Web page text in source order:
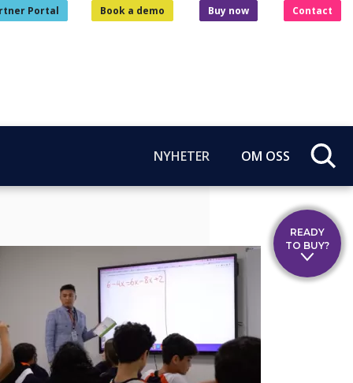
Portal Book a demo Buy now Contact
NYHETER OM OSS
READY
TO BUY?